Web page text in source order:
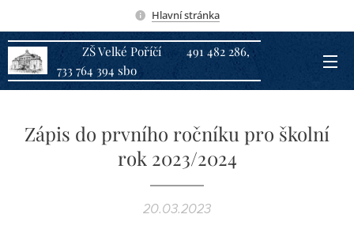
Hlavní stránka
ZŠ Velké Poříčí 491 482 286,
733 764 394 sbo
Zápis do prvního ročníku pro školní
rok 2023/2024
20.03.2023